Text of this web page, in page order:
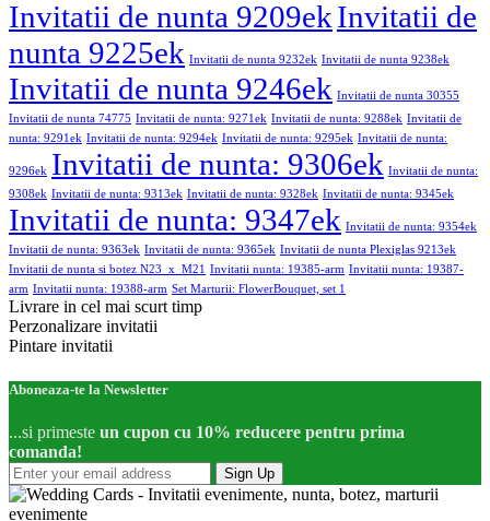
Invitatii de nunta 9209ekInvitatii de
nunta 9225ek Invitatii de nunta 9232ek Invitatii de nunta 9238ek
Invitatii de nunta 9246ek Invitatii de nunta 30355
Invitatii de nunta 74775 Invitatii de nunta: 9271ek Invitatii de nunta: 9288ek Invitatii de
nunta: 9291ek Invitatii de nunta: 9294ek Invitatii de nunta: 9295ek Invitatii de nunta:
9296ek Invitatii de nunta: 9306ek Invitatii de nunta:
9308ek Invitatii de nunta: 9313ek Invitatii de nunta: 9328ek Invitatii de nunta: 9345ek
Invitatii de nunta: 9347ek Invitatii de nunta: 9354ek
Invitatii de nunta: 9363ek Invitatii de nunta: 9365ek Invitatii de nunta Plexiglas 9213ek
Invitatii de nunta si botez N23_x_M21 Invitatii nunta: 19385-arm Invitatii nunta: 19387-
arm Invitatii nunta: 19388-arm Set Marturii: FlowerBouquet, set 1
Livrare in cel mai scurt timp
Perzonalizare invitatii
Pintare invitatii
Aboneaza-te la Newsletter
...si primeste un cupon cu 10% reducere pentru prima
comanda!
Sign Up